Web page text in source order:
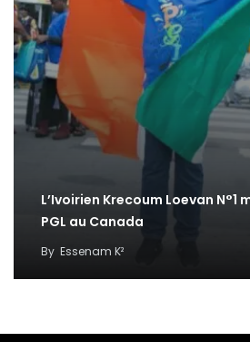
L’Ivoirien Krecoum Loevan
PGL au Canada
By Essenam K²